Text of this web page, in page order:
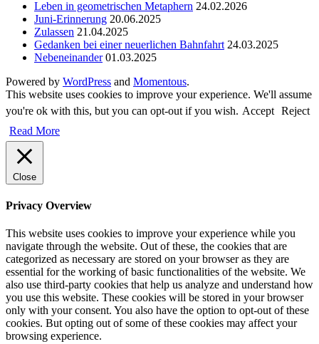
Leben in geometrischen Metaphern 24.02.2026
Juni-Erinnerung 20.06.2025
Zulassen 21.04.2025
Gedanken bei einer neuerlichen Bahnfahrt 24.03.2025
Nebeneinander 01.03.2025
Powered by WordPress and Momentous.
This website uses cookies to improve your experience. We'll assume
you're ok with this, but you can opt-out if you wish. Accept Reject
Read More
Close
Privacy Overview
This website uses cookies to improve your experience while you
navigate through the website. Out of these, the cookies that are
categorized as necessary are stored on your browser as they are
essential for the working of basic functionalities of the website. We
also use third-party cookies that help us analyze and understand how
you use this website. These cookies will be stored in your browser
only with your consent. You also have the option to opt-out of these
cookies. But opting out of some of these cookies may affect your
browsing experience.